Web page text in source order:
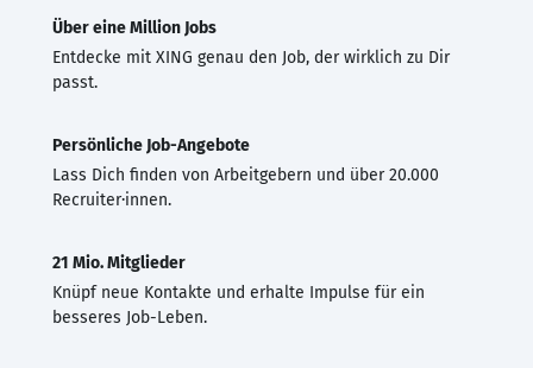
Über eine Million Jobs
Entdecke mit XING genau den Job, der wirklich zu Dir
passt.
Persönliche Job-Angebote
Lass Dich finden von Arbeitgebern und über 20.000
Recruiter·innen.
21 Mio. Mitglieder
Knüpf neue Kontakte und erhalte Impulse für ein
besseres Job-Leben.